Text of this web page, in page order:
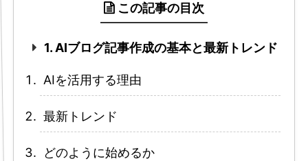
この記事の目次
1. AIブログ記事作成の基本と最新トレンド
AIを活用する理由
最新トレンド
どのように始めるか